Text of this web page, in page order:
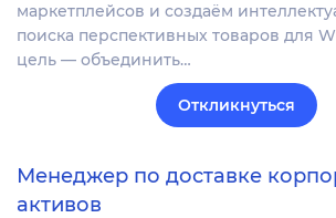
маркетплейсов и создаём
поиска перспективных товаров для
цель — объединить…
Откликнуться
Менеджер по доставке
активов